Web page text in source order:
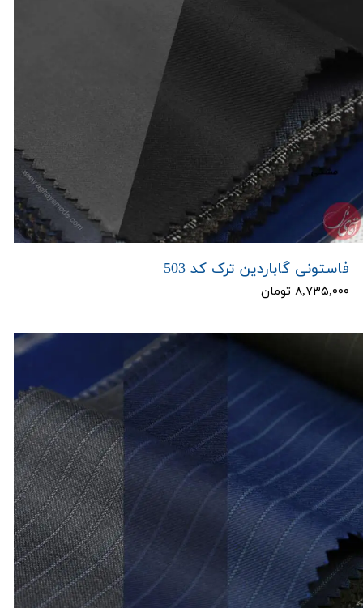
فاستونی گاباردین ترک کد 503
۸,۷۳۵,۰۰۰ تومان